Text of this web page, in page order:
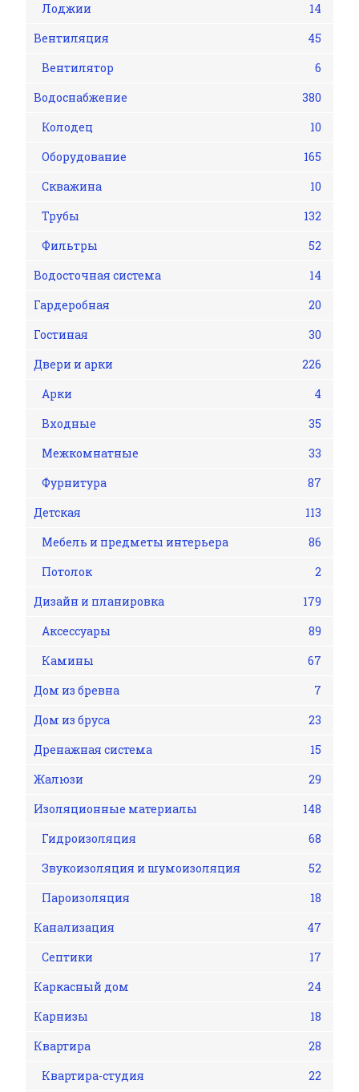
Лоджии
14
Вентиляция
45
Вентилятор
6
Водоснабжение
380
Колодец
10
Оборудование
165
Скважина
10
Трубы
132
Фильтры
52
Водосточная система
14
Гардеробная
20
Гостиная
30
Двери и арки
226
Арки
4
Входные
35
Межкомнатные
33
Фурнитура
87
Детская
113
Мебель и предметы интерьера
86
Потолок
2
Дизайн и планировка
179
Аксессуары
89
Камины
67
Дом из бревна
7
Дом из бруса
23
Дренажная система
15
Жалюзи
29
Изоляционные материалы
148
Гидроизоляция
68
Звукоизоляция и шумоизоляция
52
Пароизоляция
18
Канализация
47
Септики
17
Каркасный дом
24
Карнизы
18
Квартира
28
Квартира-студия
22